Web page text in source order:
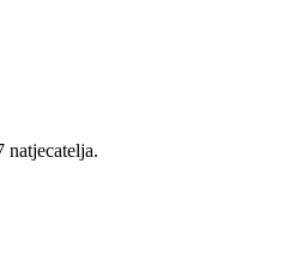
natjecatelja.